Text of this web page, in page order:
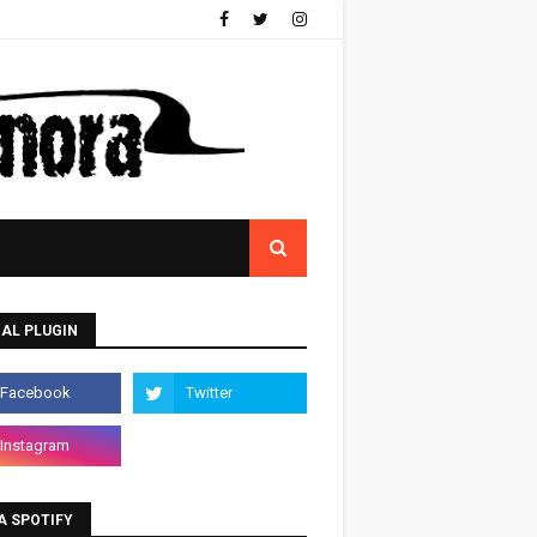
PLUGIN
SPOTIFY